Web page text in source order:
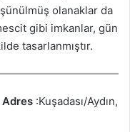
olanaklar da
gibi imkanlar, gün
tasarlanmıştır.
Adres :Kuşadası/Aydın,